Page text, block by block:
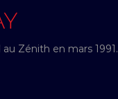
Zénith en mars 1991.